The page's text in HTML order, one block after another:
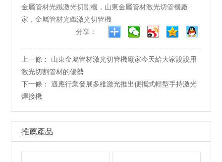
金屬管材光纖激光切割機，山東金屬管材激光切管機廠
家，金屬管材光纖激光切管機
分享：
上一條： 山東金屬管材激光切管機廠家今天給大家說說用
激光切割管材的優勢
下一條：適應行業發展多維激光推出便攜式輕型手持激光
焊接機
推薦產品